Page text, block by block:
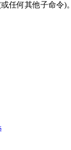
任何其他子命令)。